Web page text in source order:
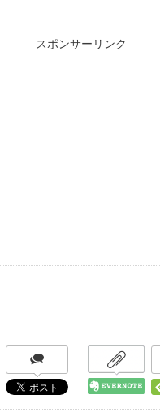
スポンサーリンク